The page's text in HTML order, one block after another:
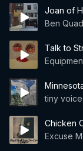
Joan of
Ben Quad
Talk to
tiny
Chicken
Excuse